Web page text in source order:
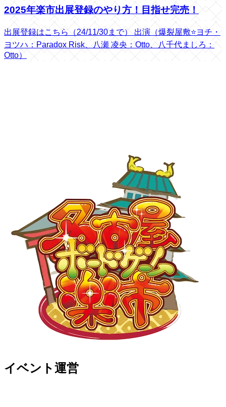
2025年楽市出展登録のやり方！目指せ完売！
出展登録はこちら（24/11/30まで） 出演（爆裂屋敷⭐ヨチ・
ヨツハ：Paradox Risk、八瀬 凌央：Otto、八千代ましろ：
Otto）
イベント運営